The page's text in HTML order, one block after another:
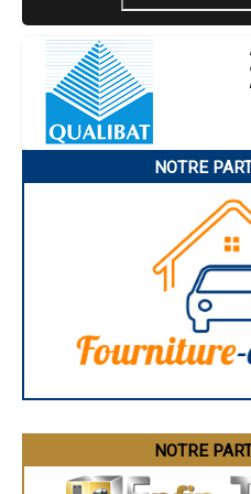
- Artisan
- Artisan
- Artisan électricien à
- Artisan électricien à
- Artisan électricien à
- Artisan
- Artisan électricien à
- Artisan électricien à
- Artisan électricien
- Artisan électricien à
- Artisan
- Artisan
- Artisan électricien à
- Artisan électricien à
- Artisan
- Artisan
- Artisan électricien
- Artisan
NOTRE
NOTRE